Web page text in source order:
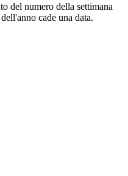
del numero della settimana
cade una data.